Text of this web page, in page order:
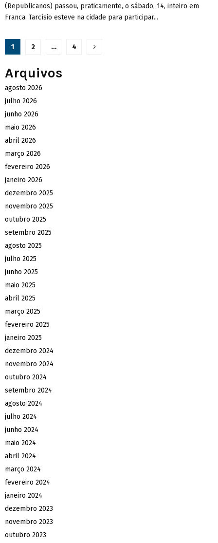
(Republicanos) passou, praticamente, o sábado, 14, inteiro em
Franca. Tarcísio esteve na cidade para participar...
Paginação
de
posts
1 2 … 4
Arquivos
agosto 2026
julho 2026
junho 2026
maio 2026
abril 2026
março 2026
fevereiro 2026
janeiro 2026
dezembro 2025
novembro 2025
outubro 2025
setembro 2025
agosto 2025
julho 2025
junho 2025
maio 2025
abril 2025
março 2025
fevereiro 2025
janeiro 2025
dezembro 2024
novembro 2024
outubro 2024
setembro 2024
agosto 2024
julho 2024
junho 2024
maio 2024
abril 2024
março 2024
fevereiro 2024
janeiro 2024
dezembro 2023
novembro 2023
outubro 2023